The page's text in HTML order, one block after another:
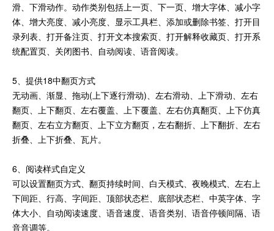
滑、下滑动作。动作类别包括上一页、下一页、增大字体、减小字
体、增大亮度、减小亮度、显示工具栏、添加或删除书签、打开目
录列表、打开备注页、打开文本搜索页、打开解释收藏页、打开系
统配置页、关闭图书、自动阅读、语音阅读。
5、提供18中翻页方式
无动画、渐显、拖动(上下逐行滑动)、左右滑动、上下滑动、左右
翻页、上下翻页、左右覆盖、上下覆盖、左右仿真翻页、上下仿真
翻页、左右立方翻页、上下立方翻页，左右翻折、上下翻折、左右
折叠、上下折叠、瓦片。
6、阅读样式自定义
可以设置翻页方式、翻页持续时间、白天模式、夜晚模式、左右上
下间距、行高、字间距、顶部状态栏、底部状态栏、中英字体、字
体大小、自动阅读速度、语音速度、语音类别、语音停顿间隔、语
音音调等。